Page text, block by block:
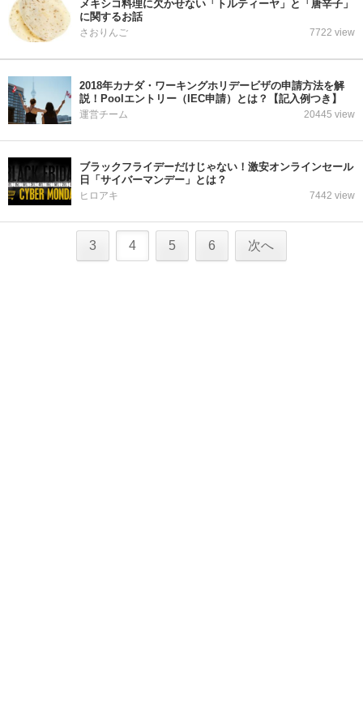
メキシコ料理に欠かせない「トルティーヤ」と「唐辛子」
に関するお話
さおりんご 7722 view
2018年カナダ・ワーキングホリデービザの申請方法を解
説！Poolエントリー（IEC申請）とは？【記入例つき】
運営チーム 20445 view
ブラックフライデーだけじゃない！激安オンラインセール
日「サイバーマンデー」とは？
ヒロアキ 7442 view
3 4 5 6 次へ